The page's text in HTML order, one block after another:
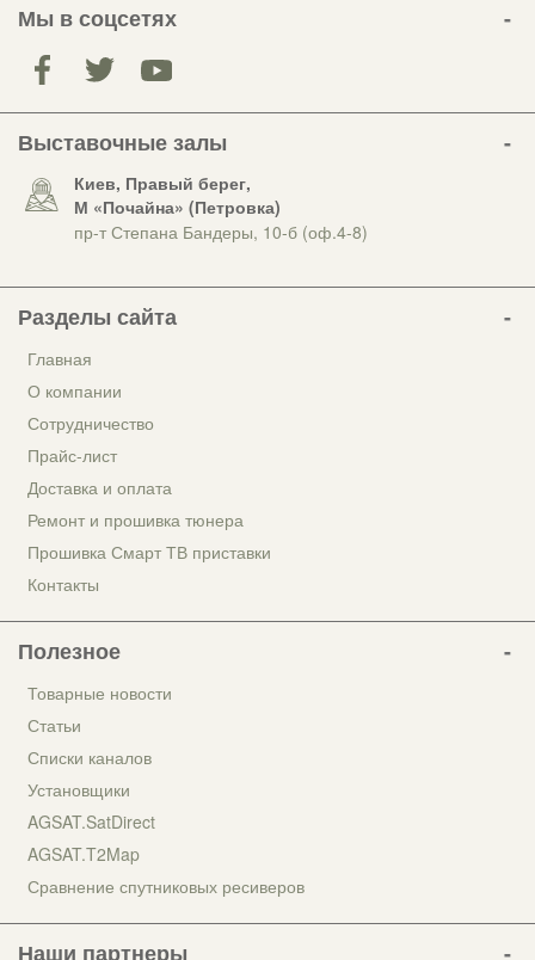
Мы в соцсетях
Выставочные залы
Киев, Правый берег,
М «Почайна» (Петровка)
пр-т Степана Бандеры, 10-б (оф.4-8)
Разделы сайта
Главная
О компании
Сотрудничество
Прайс-лист
Доставка и оплата
Ремонт и прошивка тюнера
Прошивка Смарт ТВ приставки
Контакты
Полезное
Товарные новости
Статьи
Списки каналов
Установщики
AGSAT.SatDirect
AGSAT.T2Map
Сравнение спутниковых ресиверов
Наши партнеры